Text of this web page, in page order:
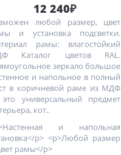
12 240₽
любой размер, цвет
и установка подсветки.
рамы: влагостойкий
Каталог цветов RAL.
зеркало большое
и напольное в полный
в коричневой раме из МДФ
универсальный предмет
кот..
и напольная
p> <p>Любой размер
рамы</p>